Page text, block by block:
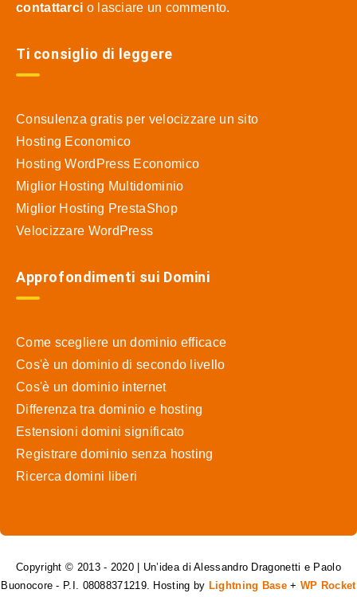
contattarci o lasciare un commento.
Ti consiglio di leggere
Consulenza gratis per velocizzare un sito
Hosting Economico
Hosting WordPress Economico
Miglior Hosting Multidominio
Miglior Hosting PrestaShop
Velocizzare WordPress
Approfondimenti sui Domini
Come scegliere un dominio efficace
Cos'è un dominio di secondo livello
Cos'è un dominio internet
Differenza tra dominio e hosting
Estensioni domini significato
Registrare dominio senza hosting
Ricerca domini liberi
Copyright © 2013 - 2020 | Un’idea di Alessandro Dragonetti e Paolo
Buonocore - P.I. 08088371219. Hosting by Lightning Base+ WP Rocket